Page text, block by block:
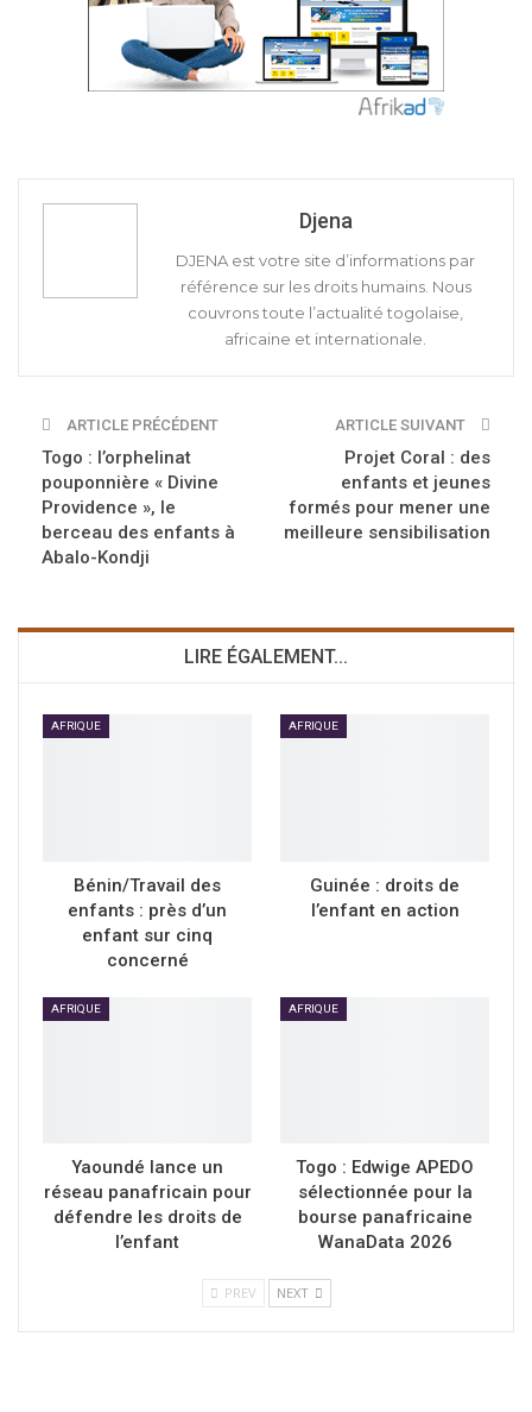
Djena
DJENA est votre site d’informations par
référence sur les droits humains. Nous
couvrons toute l’actualité togolaise,
africaine et internationale.
ARTICLE PRÉCÉDENT
Togo : l’orphelinat
pouponnière « Divine
Providence », le
berceau des enfants à
Abalo-Kondji
ARTICLE SUIVANT
Projet Coral : des
enfants et jeunes
formés pour mener une
meilleure sensibilisation
LIRE ÉGALEMENT...
AFRIQUE
Bénin/Travail des
enfants : près d’un
enfant sur cinq
concerné
AFRIQUE
Guinée : droits de
l’enfant en action
AFRIQUE
Yaoundé lance un
réseau panafricain pour
défendre les droits de
l’enfant
AFRIQUE
Togo : Edwige APEDO
sélectionnée pour la
bourse panafricaine
WanaData 2026
PREV NEXT